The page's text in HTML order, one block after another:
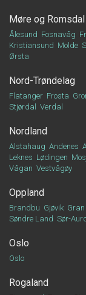
Møre og Romsdal
Ålesund Fosnavåg
Kristiansund Molde
Ørsta
Nord-Trøndelag
Flatanger Frosta
Stjørdal
Verdal
Nordland
Alstahaug Andenes
Leknes Lødingen
Vågan Vestvågøy
Oppland
Brandbu Gjøvik Gran
Søndre Land Sør-
Oslo
Oslo
Rogaland